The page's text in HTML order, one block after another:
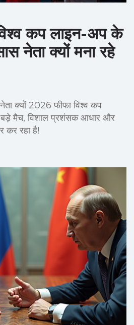
कप लाइन-अप के
नेता क्यों मना रहे
क्यों 2026 फीफा विश्व कप
मैच, विशाल प्रशंसक आधार और
कर रहा है!